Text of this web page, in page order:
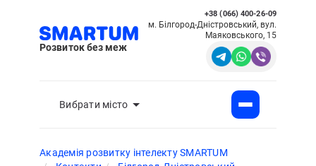
Розвиток без меж
Вибрати місто
+38 (066) 400-26-09
м. Білгород-Дністровський, вул.
Маяковського, 15
Академія розвитку інтелекту SMARTUM